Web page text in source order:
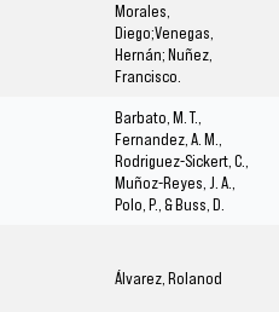
Morales,
Diego;Venegas,
Hernán; Nuñez,
Francisco.
Barbato, M. T.,
Fernandez, A. M.,
Rodriguez-Sickert, C.,
Muñoz-Reyes, J. A.,
Polo, P., & Buss, D.
Álvarez, Rolanod